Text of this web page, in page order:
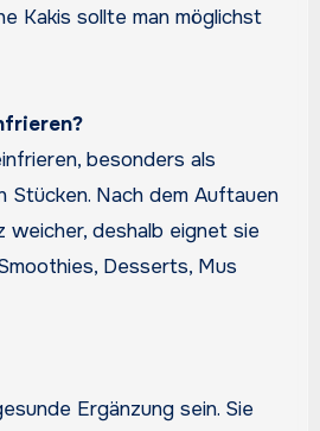
Kakis sollte man möglichst
besonders als
Stücken. Nach dem Auftauen
weicher, deshalb eignet sie
Desserts, Mus
Ergänzung sein. Sie